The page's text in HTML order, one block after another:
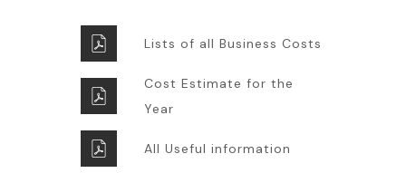
Lists of all Business Costs
Cost Estimate for the
Year
All Useful information